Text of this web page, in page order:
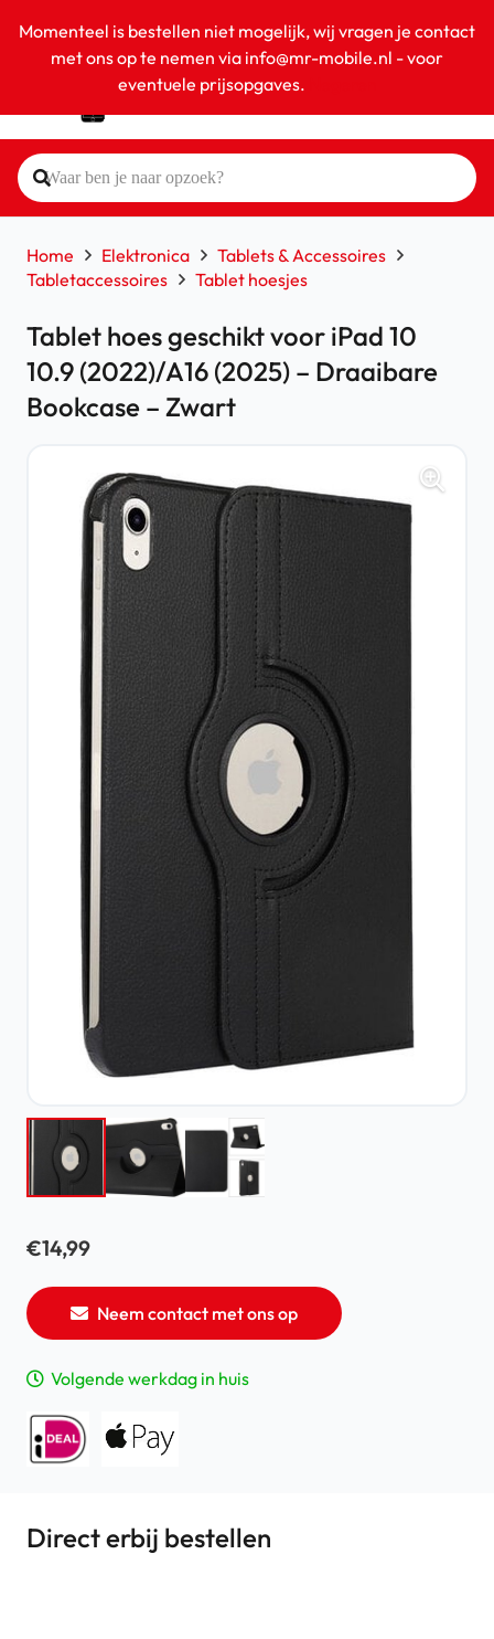
Momenteel is bestellen niet mogelijk, wij vragen je contact
met ons op te nemen via info@mr-mobile.nl - voor
eventuele prijsopgaves.
Home Elektronica
Tablets & Accessoires
Tabletaccessoires
Tablet hoesjes
Tablet hoes geschikt voor iPad 10
10.9 (2022)/A16 (2025) – Draaibare
Bookcase – Zwart
€14,99
Neem contact met ons op
Volgende werkdag in huis
Direct erbij bestellen